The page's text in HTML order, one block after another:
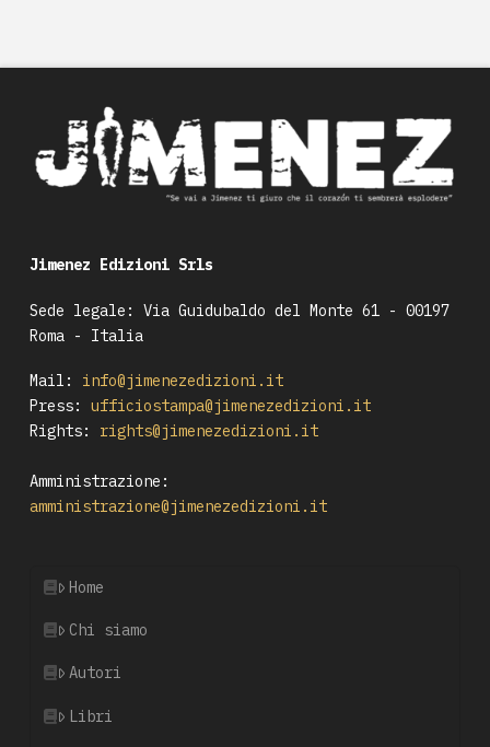
Jimenez Edizioni Srls
Sede legale: Via Guidubaldo del Monte 61 - 00197
Roma - Italia
Mail:
info@jimenezedizioni.it
Press:
ufficiostampa@jimenezedizioni.it
Rights:
rights@jimenezedizioni.it
Amministrazione:
amministrazione@jimenezedizioni.it
Home
Chi siamo
Autori
Libri